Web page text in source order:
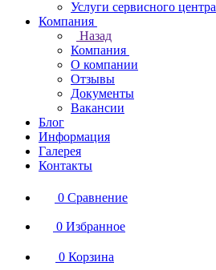
Услуги сервисного центра
Компания
Назад
Компания
О компании
Отзывы
Документы
Вакансии
Блог
Информация
Галерея
Контакты
0 Сравнение
0 Избранное
0 Корзина